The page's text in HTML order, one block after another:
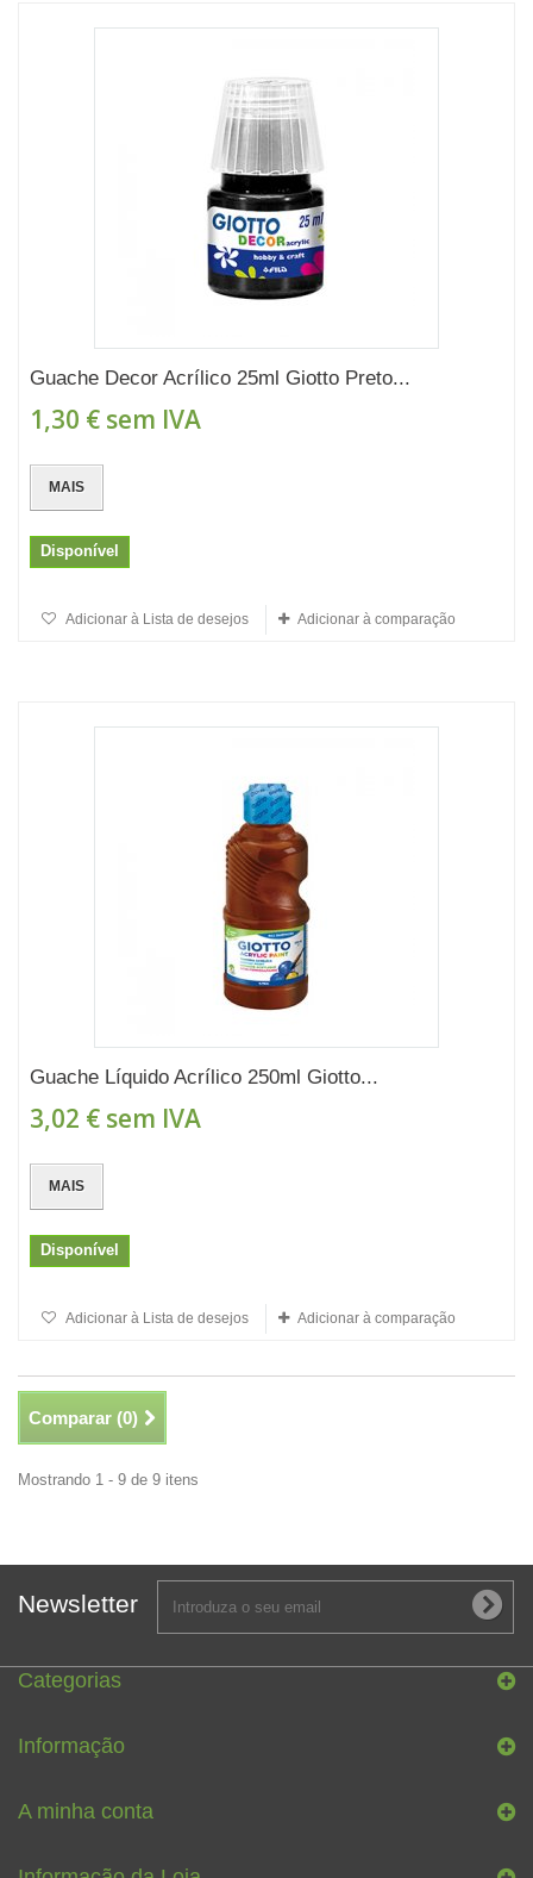
Guache Decor Acrílico 25ml Giotto Preto...
1,30 € sem IVA
MAIS
Disponível
Adicionar à Lista de desejos Adicionar à comparação
Guache Líquido Acrílico 250ml Giotto...
3,02 € sem IVA
MAIS
Disponível
Adicionar à Lista de desejos Adicionar à comparação
Comparar (0)
Mostrando 1 - 9 de 9 itens
Newsletter
Categorias
Informação
A minha conta